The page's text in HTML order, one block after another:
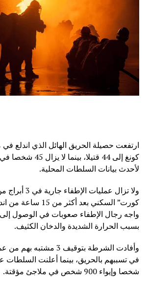
ارتفعت حصيلة الحريق الهائل الذي اندلع
كونغ إلى 44 قتيلا،
لأحدث بيانات السلطات المحلية.
ولا تزال
كورت” السكني بعد
واجه رجال الإطفاء صعوبات في الوصول إلى
بسبب الحرارة الشديدة والدخان الكثيف.
وأفادت الشرطة بتوقيف 3
شخصا وإيواء 900 شخص في ملاجئ مؤقتة.